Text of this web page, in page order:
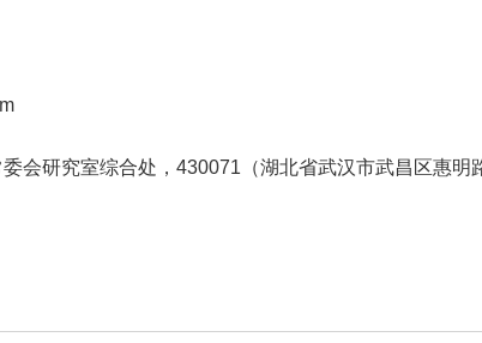
会研究室综合处，430071（湖北省武汉市武昌区惠明